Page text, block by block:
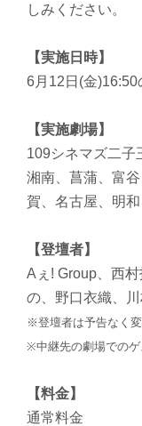
しみください。
【実施日時】
6月12日(金)16:50
【実施劇場】
109シネマズ二子
湘南、菖蒲、富
賀、名古屋、明和
【登壇者】
Aぇ! Group、西
の、野口衣織、川
※登壇者は予告なく変
※中継先の劇場でのゲ
【料金】
通常料金